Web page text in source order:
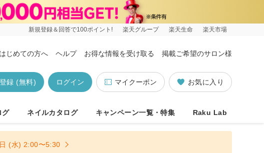
新規登録＆回答で100ポイント! 楽天グループ 楽天生命 楽天市場
はじめての方へ ヘルプ お得な情報を受け取る 掲載ご希望のサロン様
お気に入り
マイクーポン
ログイン
録 (無料)
グ ネイルカタログ キャンペーン一覧・特集 Raku Lab
(水) 2:00〜5:30